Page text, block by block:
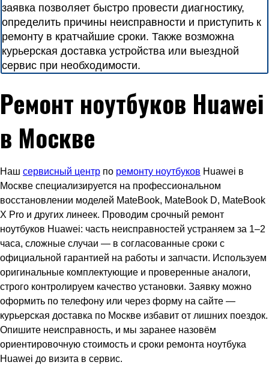
заявка позволяет быстро провести диагностику,
определить причины неисправности и приступить к
ремонту в кратчайшие сроки. Также возможна
курьерская доставка устройства или выездной
сервис при необходимости.
Ремонт ноутбуков Huawei
в Москве
Наш сервисный центр по ремонту ноутбуков Huawei в
Москве специализируется на профессиональном
восстановлении моделей MateBook, MateBook D, MateBook
X Pro и других линеек. Проводим срочный ремонт
ноутбуков Huawei: часть неисправностей устраняем за 1–2
часа, сложные случаи — в согласованные сроки с
официальной гарантией на работы и запчасти. Используем
оригинальные комплектующие и проверенные аналоги,
строго контролируем качество установки. Заявку можно
оформить по телефону или через форму на сайте —
курьерская доставка по Москве избавит от лишних поездок.
Опишите неисправность, и мы заранее назовём
ориентировочную стоимость и сроки ремонта ноутбука
Huawei до визита в сервис.